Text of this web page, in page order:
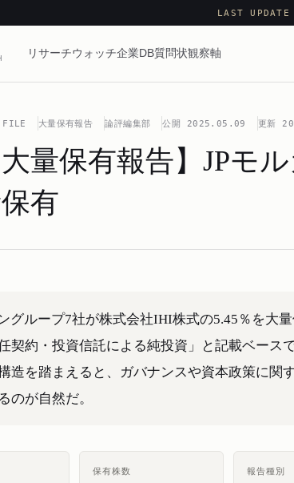
LAST
リサーチウォッチ企業DB質問状観察軸
FILE 大量保有報告 論評編集部 公開 2025.05.09 更新
大量保有報告】JPモ
有
グループ7社が株式会社IHI株式の5.45％を大
任契約・投資信託による純投資」と記載ベース
造を踏まえると、ガバナンスや資本政策に関
のが自然だ。
保有株数 報告種別